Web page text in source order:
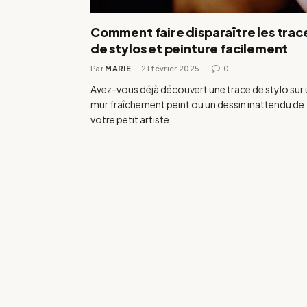
Comment faire disparaître les
de stylos et peinture facilement
Par MARIE 21 février 2025 0
Avez-vous déjà découvert une trace de stylo sur
mur fraîchement peint ou un dessin inattendu de
votre petit artiste…